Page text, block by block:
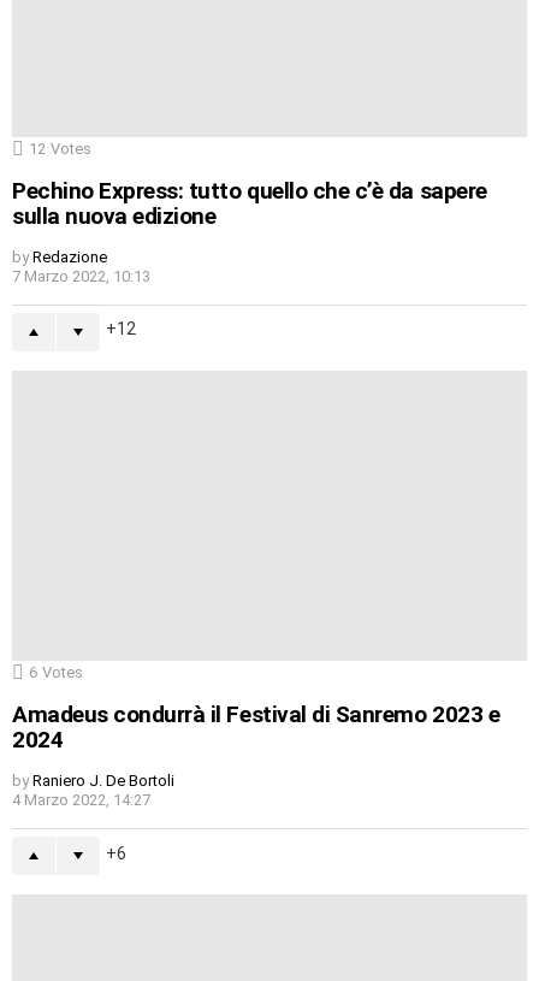
12 Votes
Pechino Express: tutto quello che c’è da sapere
sulla nuova edizione
by Redazione
7 Marzo 2022, 10:13
12
6 Votes
Amadeus condurrà il Festival di Sanremo 2023 e
2024
by Raniero J. De Bortoli
4 Marzo 2022, 14:27
6